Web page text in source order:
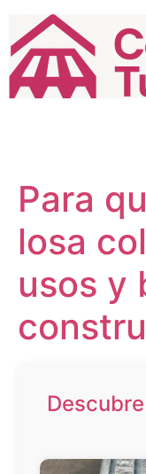
contenido
Para
losa
usos y